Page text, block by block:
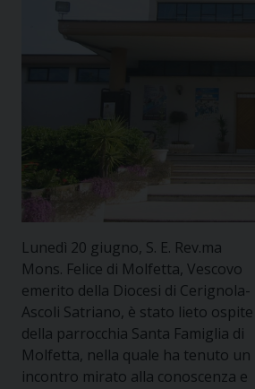
Lunedì 20 giugno, S. E. Rev.ma
Mons. Felice di Molfetta, Vescovo
emerito della Diocesi di Cerignola-
Ascoli Satriano, è stato lieto ospite
della parrocchia Santa Famiglia di
Molfetta, nella quale ha tenuto un
incontro mirato alla conoscenza e